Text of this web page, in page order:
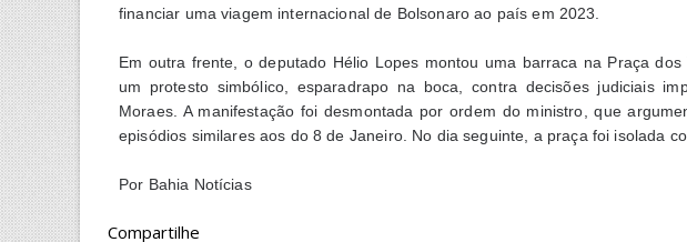
financiar uma viagem internacional de Bolsonaro ao país em 2023.
Em outra frente, o deputado Hélio Lopes montou uma barraca na Praça
um protesto simbólico, esparadrapo na boca, contra decisões judiciais
Moraes. A manifestação foi desmontada por ordem do ministro, que
episódios similares aos do 8 de Janeiro. No dia seguinte, a praça foi isolada
Por Bahia Notícias
Compartilhe